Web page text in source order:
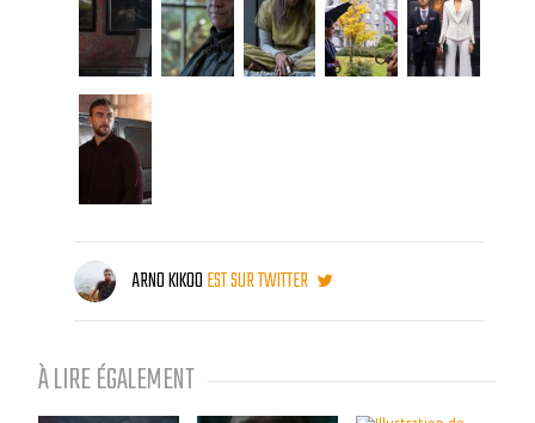
ARNO KIKOOEST SUR TWITTER
À LIRE ÉGALEMENT